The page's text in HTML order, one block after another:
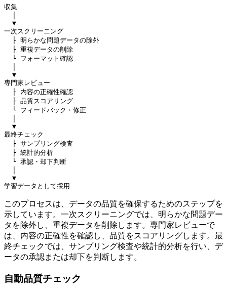
収集
  ▼
一次スクリーニング
  ├ 明らかな問題データの除外
  ├ 重複データの削除
  └ フォーマット確認
  ▼
専門家レビュー
  ├ 内容の正確性確認
  ├ 品質スコアリング
  └ フィードバック・修正
  ▼
最終チェック
  ├ サンプリング検査
  ├ 統計的分析
  └ 承認・却下判断
  ▼
このプロセスは、データの品質を確保するためのステップを
示しています。一次スクリーニングでは、明らかな問題デー
タを除外し、重複データを削除します。専門家レビューで
は、内容の正確性を確認し、品質をスコアリングします。最
終チェックでは、サンプリング検査や統計的分析を行い、デ
ータの承認または却下を判断します。
自動品質チェック